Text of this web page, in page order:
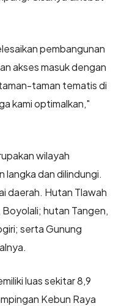
pembangunan
akses masuk dengan
taman tematis di
kami optimalkan,"
wilayah
langka dan dilindungi.
daerah. Hutan Tlawah
hutan Tangen,
serta Gunung
luas sekitar 8,9
Kebun Raya